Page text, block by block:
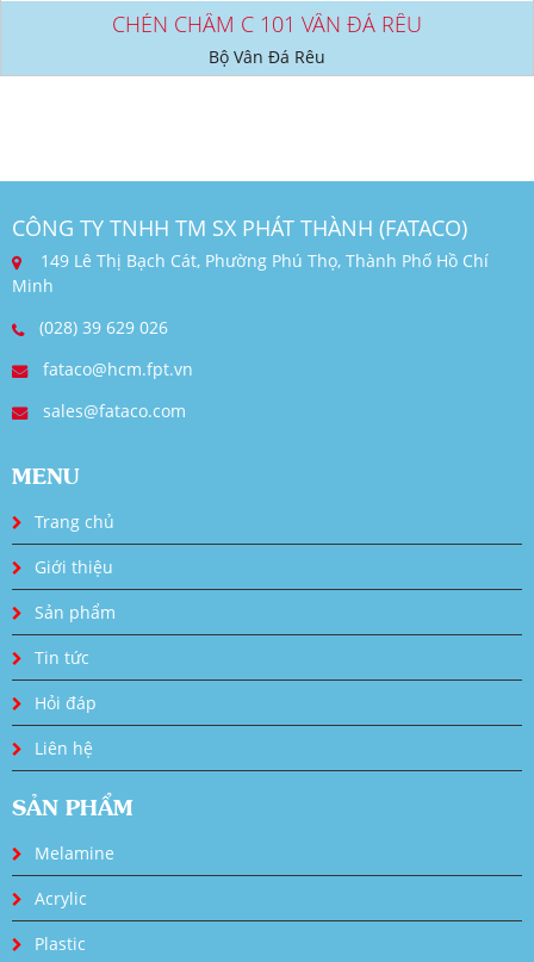
CHÉN CHẤM C 101 VÂN ĐÁ RÊU
Bộ Vân Đá Rêu
CÔNG TY TNHH TM SX PHÁT THÀNH (FATACO)
149 Lê Thị Bạch Cát, Phường Phú Thọ, Thành Phố Hồ Chí
Minh
(028) 39 629 026
fataco@hcm.fpt.vn
sales@fataco.com
MENU
Trang chủ
Giới thiệu
Sản phẩm
Tin tức
Hỏi đáp
Liên hệ
SẢN PHẨM
Melamine
Acrylic
Plastic